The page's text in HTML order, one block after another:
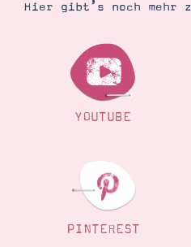
Hier gibt’s noch mehr
YOUTUBE
PINTEREST